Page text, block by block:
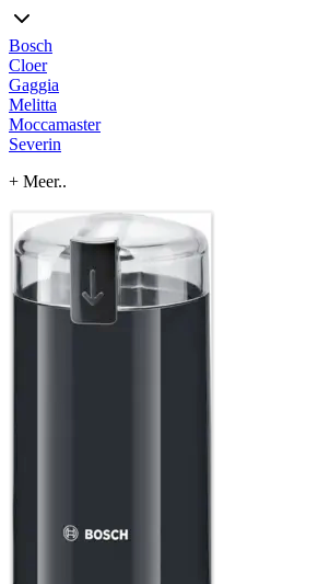
Bosch
Cloer
Gaggia
Melitta
Moccamaster
Severin
+ Meer..